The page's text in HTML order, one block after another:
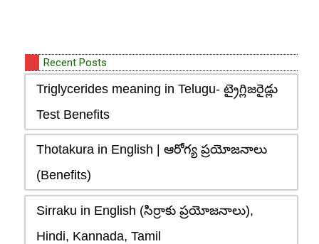
Recent Posts
Triglycerides meaning in Telugu- ట్రైగ్లిజరైడ్లు
Test Benefits
Thotakura in English | ఆరోగ్య ప్రయోజనాలు
(Benefits)
Sirraku in English (సిర్రాకు ప్రయోజనాలు),
Hindi, Kannada, Tamil